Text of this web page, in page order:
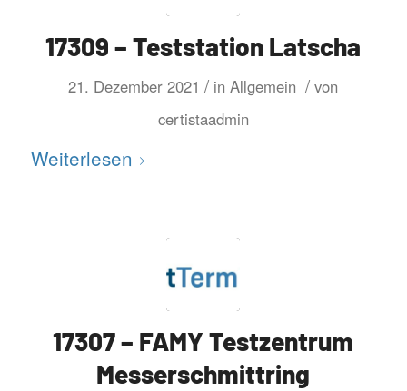
17309 – Teststation Latscha
21. Dezember 2021 / inAllgemein / von
certistaadmin
Weiterlesen
17307 – FAMY Testzentrum
Messerschmittring